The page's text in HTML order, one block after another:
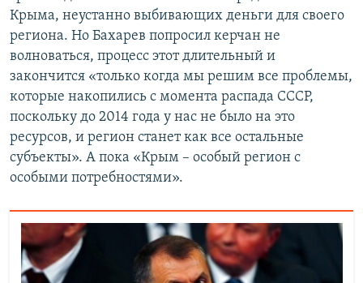
Крыма, неустанно выбивающих деньги для своего
региона. Но Бахарев попросил керчан не
волноваться, процесс этот длительный и
закончится «только когда мы решим все проблемы,
которые накопились с момента распада СССР,
поскольку до 2014 года у нас не было на это
ресурсов, и регион станет как все остальные
субъекты». А пока «Крым – особый регион с
особыми потребностями».